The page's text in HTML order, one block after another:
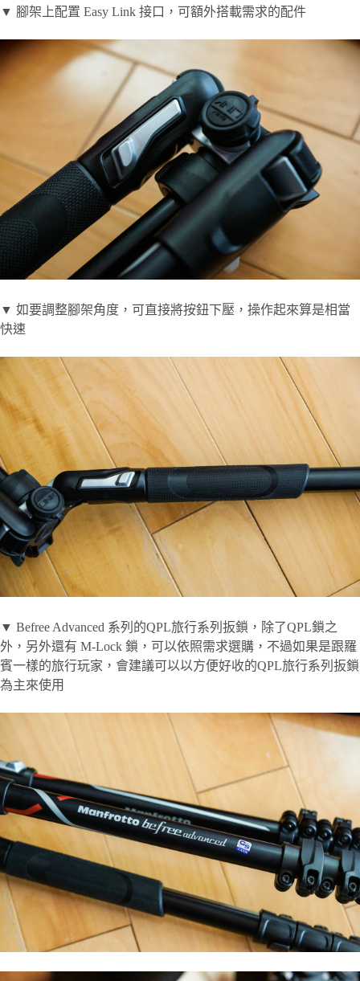
▼ 腳架上配置 Easy Link 接口，可額外搭載需求的配件
▼ 如要調整腳架角度，可直接將按鈕下壓，操作起來算是相當
快速
▼ Befree Advanced 系列的QPL旅行系列扳鎖，除了QPL鎖之
外，另外還有 M-Lock 鎖，可以依照需求選購，不過如果是跟羅
賓一樣的旅行玩家，會建議可以以方便好收的QPL旅行系列扳鎖
為主來使用